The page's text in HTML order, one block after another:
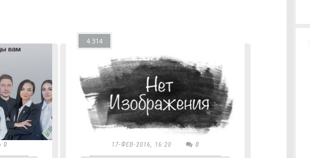
0
4 314
17-ФЕВ-2016, 16:20 0